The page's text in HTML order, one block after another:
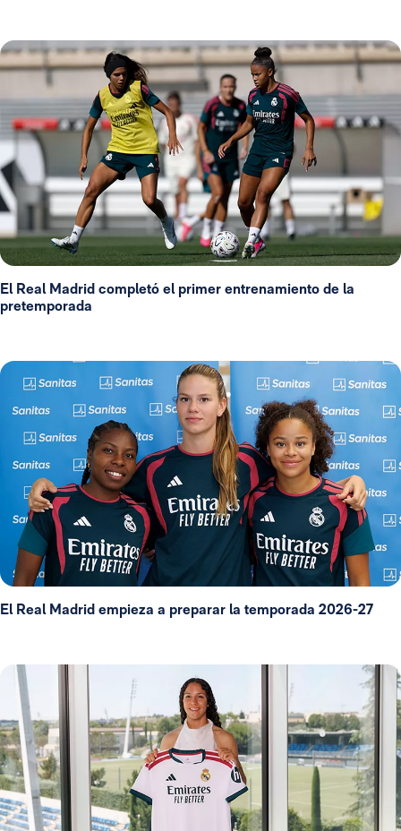
El Real Madrid completó el primer entrenamiento de la
pretemporada
El Real Madrid empieza a preparar la temporada 2026-27